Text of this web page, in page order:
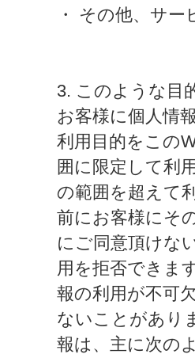
・ その他、サ
3. このような目
お客様に個人情
利用目的をこの
囲に限定して利
の範囲を超えて
前にお客様にそ
にご同意頂けな
用を拒否できま
報の利用が不可
ないことがあり
報は、主に次の